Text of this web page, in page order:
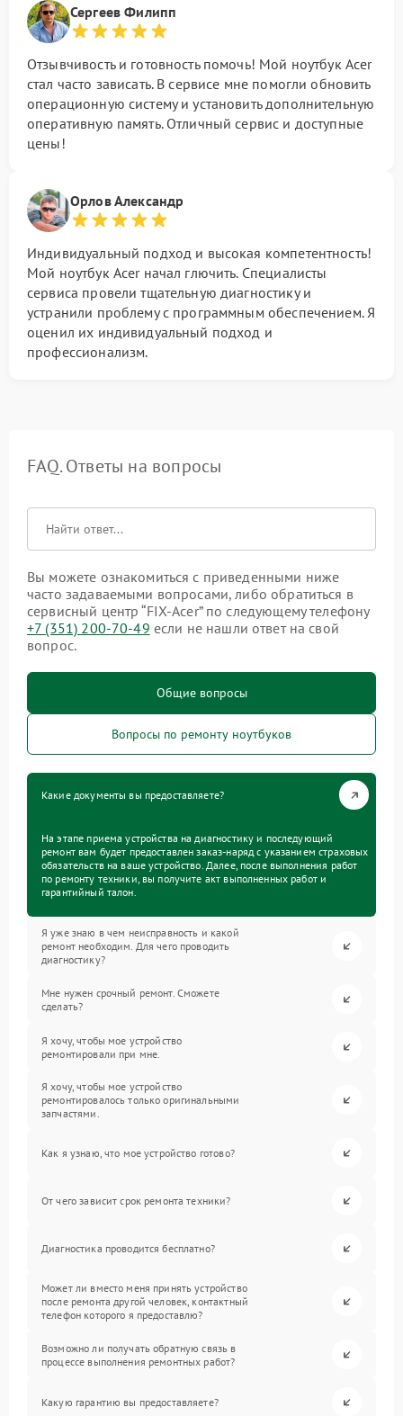
Сергеев Филипп
Отзывчивость и готовность помочь! Мой ноутбук Acer
стал часто зависать. В сервисе мне помогли обновить
операционную систему и установить дополнительную
оперативную память. Отличный сервис и доступные
цены!
Орлов Александр
Индивидуальный подход и высокая компетентность!
Мой ноутбук Acer начал глючить. Специалисты
сервиса провели тщательную диагностику и
устранили проблему с программным обеспечением. Я
оценил их индивидуальный подход и
профессионализм.
FAQ. Ответы на вопросы
Вы можете ознакомиться с приведенными ниже
часто задаваемыми вопросами, либо обратиться в
сервисный центр “FIX-Acer” по следующему телефону
+7 (351) 200-70-49 если не нашли ответ на свой
вопрос.
Общие вопросы
Вопросы по ремонту ноутбуков
Какие документы вы предоставляете?
На этапе приема устройства на диагностику и последующий
ремонт вам будет предоставлен заказ-наряд с указанием страховых
обязательств на ваше устройство. Далее, после выполнения работ
по ремонту техники, вы получите акт выполненных работ и
гарантийный талон.
Я уже знаю в чем неисправность и какой
ремонт необходим. Для чего проводить
диагностику?
Мне нужен срочный ремонт. Сможете
сделать?
Я хочу, чтобы мое устройство
ремонтировали при мне.
Я хочу, чтобы мое устройство
ремонтировалось только оригинальными
запчастями.
Как я узнаю, что мое устройство готово?
От чего зависит срок ремонта техники?
Диагностика проводится бесплатно?
Может ли вместо меня принять устройство
после ремонта другой человек, контактный
телефон которого я предоставлю?
Возможно ли получать обратную связь в
процессе выполнения ремонтных работ?
Какую гарантию вы предоставляете?